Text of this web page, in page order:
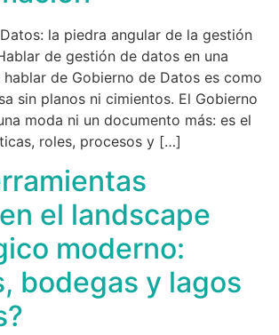
la piedra angular de la gestión
de gestión de datos en una
de Gobierno de Datos es como
sin planos ni cimientos. El Gobierno
moda ni un documento más: es el
roles, procesos y […]
el landscape
moderno:
bodegas y lagos